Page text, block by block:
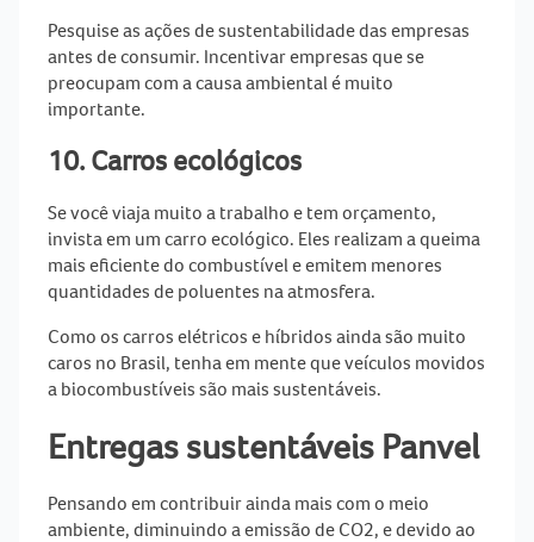
Pesquise as ações de sustentabilidade das empresas
antes de consumir. Incentivar empresas que se
preocupam com a causa ambiental é muito
importante.
10. Carros ecológicos
Se você viaja muito a trabalho e tem orçamento,
invista em um carro ecológico. Eles realizam a queima
mais eficiente do combustível e emitem menores
quantidades de poluentes na atmosfera.
Como os carros elétricos e híbridos ainda são muito
caros no Brasil, tenha em mente que veículos movidos
a biocombustíveis são mais sustentáveis.
Entregas sustentáveis Panvel
Pensando em contribuir ainda mais com o meio
ambiente, diminuindo a emissão de CO2, e devido ao